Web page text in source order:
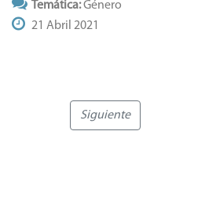
Temática:Género
21 Abril 2021
Siguiente